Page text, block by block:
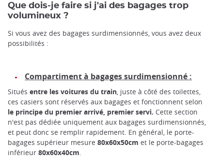
Que dois-je faire si j'ai des bagages trop
volumineux ?
Si vous avez des bagages surdimensionnés, vous avez deux
possibilités :
Compartiment à bagages surdimensionné :
Situés entre les voitures du train, juste à côté des toilettes,
ces casiers sont réservés aux bagages et fonctionnent selon
le principe du premier arrivé, premier servi. Cette section
n'est pas dédiée uniquement aux bagages surdimensionnés,
et peut donc se remplir rapidement. En général, le porte-
bagages supérieur mesure 80x60x50cm et le porte-bagages
inférieur 80x60x40cm.